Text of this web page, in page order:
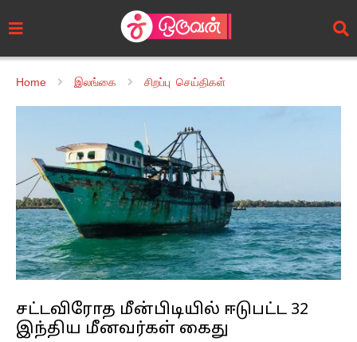
Home இலங்கை சிறப்பு செய்திகள்
சட்டவிரோத மீன்பிடியில் ஈடுபட்ட 32
இந்திய மீனவர்கள் கைது